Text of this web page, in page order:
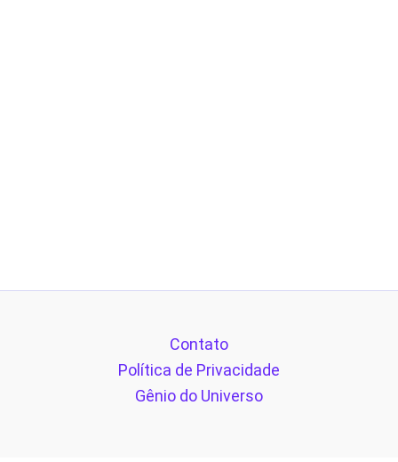
Contato
Política de Privacidade
Gênio do Universo